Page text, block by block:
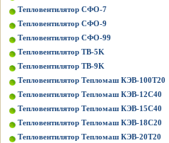
Тепловентилятор СФО-7
Тепловентилятор СФО-9
Тепловентилятор СФО-99
Тепловентилятор ТВ-5K
Тепловентилятор ТВ-9K
Тепловентилятор Тепломаш КЭВ-100Т20
Тепловентилятор Тепломаш КЭВ-12С40
Тепловентилятор Тепломаш КЭВ-15С40
Тепловентилятор Тепломаш КЭВ-18С20
Тепловентилятор Тепломаш КЭВ-20Т20